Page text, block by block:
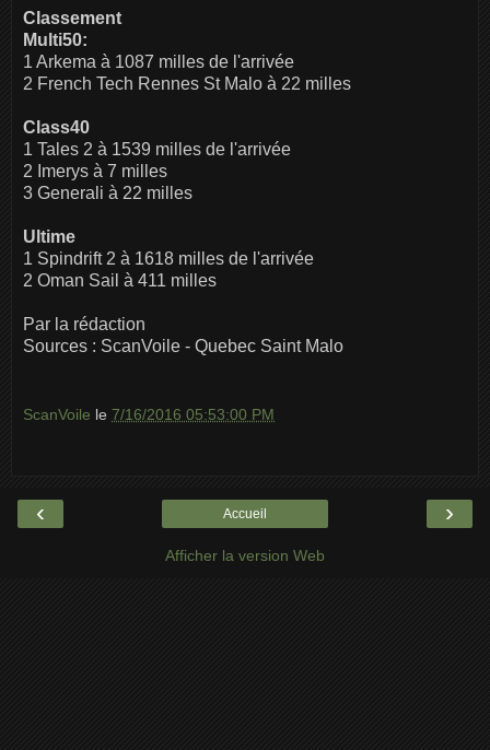
Classement
Multi50:
1 Arkema à 1087 milles de l'arrivée
2 French Tech Rennes St Malo à 22 milles
Class40
1 Tales 2 à 1539 milles de l'arrivée
2 Imerys à 7 milles
3 Generali à 22 milles
Ultime
1 Spindrift 2 à 1618 milles de l'arrivée
2 Oman Sail à 411 milles
Par la rédaction
Sources : ScanVoile - Quebec Saint Malo
ScanVoile le 7/16/2016 05:53:00 PM
‹ ›
Accueil
Afficher la version Web